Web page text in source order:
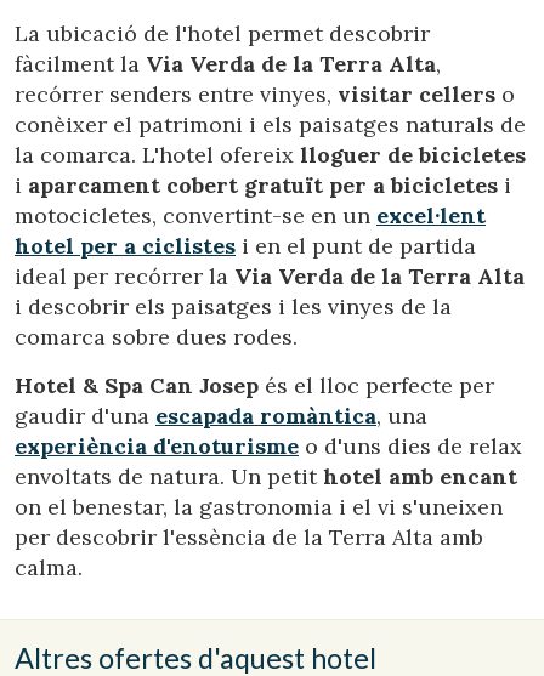
La ubicació de l'hotel permet descobrir
fàcilment la Via Verda de la Terra Alta,
recórrer senders entre vinyes, visitar cellers o
conèixer el patrimoni i els paisatges naturals de
la comarca. L'hotel ofereix lloguer de bicicletes
i aparcament cobert gratuït per a bicicletes i
motocicletes, convertint-se en un excel·lent
hotel per a ciclistes i en el punt de partida
ideal per recórrer la Via Verda de la Terra Alta
i descobrir els paisatges i les vinyes de la
comarca sobre dues rodes.
Hotel & Spa Can Josep és el lloc perfecte per
gaudir d'una escapada romàntica, una
experiència d'enoturisme o d'uns dies de relax
envoltats de natura. Un petithotel amb encant
on el benestar, la gastronomia i el vi s'uneixen
per descobrir l'essència de la Terra Alta amb
calma.
Altres ofertes d'aquest hotel
Analítiques i personalització
Permeten fer el seguiment i l'anàlisi del comportament
dels usuaris d'aquest lloc web. La informació recollida
mitjançant aquest tipus de cookies s'utilitza en el
mesurament de l'activitat del web per a l'elaboració de
perfils de navegació dels usuaris per introduir millores en
funció de l'anàlisi de les dades d'ús que fan els usuaris del
servei. Permeten desar la informació de preferència de
l'usuari per millorar la qualitat dels nostres serveis i oferir
una millor experiència a través de productes recomanats.
Marketing i publicitat
Aquestes cookies són utilitzades per emmagatzemar
informació sobre les preferències i les eleccions personals
hàbits de navegació. Gràcies a elles, podem conèixer els
hàbits de navegació al lloc web i mostrar publicitat
relacionada amb el perfil de navegació de l'usuari.